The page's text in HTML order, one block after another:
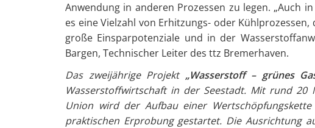
Anwendung in anderen Prozessen zu legen. „Auch
es eine Vielzahl von Erhitzungs- oder
große Einsparpotenziale und in der
Bargen, Technischer Leiter des ttz Bremerhaven.
Das zweijährige Projekt „Wasserstoff – grünes
Wasserstoffwirtschaft in der Seestadt. Mit rund
Union wird der Aufbau einer
praktischen Erprobung gestartet. Die Ausrichtung